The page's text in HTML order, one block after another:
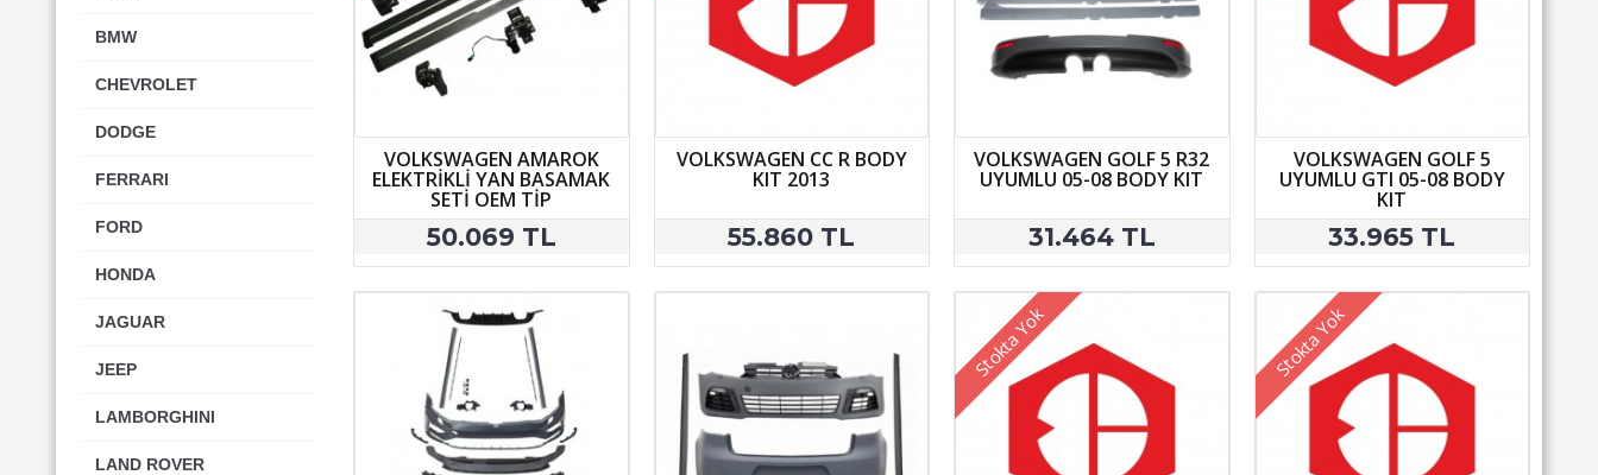
BMW
CHEVROLET
DODGE
FERRARI
FORD
HONDA
JAGUAR
JEEP
LAMBORGHINI
LAND ROVER
VOLKSWAGEN AMAROK
ELEKTRİKLİ YAN BASAMAK
SETİ OEM TİP
50.069 TL
VOLKSWAGEN CC R BODY
KIT 2013
55.860 TL
VOLKSWAGEN GOLF 5 R32
UYUMLU 05-08 BODY KIT
31.464 TL
VOLKSWAGEN GOLF 5
UYUMLU GTI 05-08 BODY
KIT
33.965 TL
Stokta Yok Stokta Yok